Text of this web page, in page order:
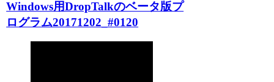
Windows用DropTalkのベータ版プ
ログラム20171202_#0120